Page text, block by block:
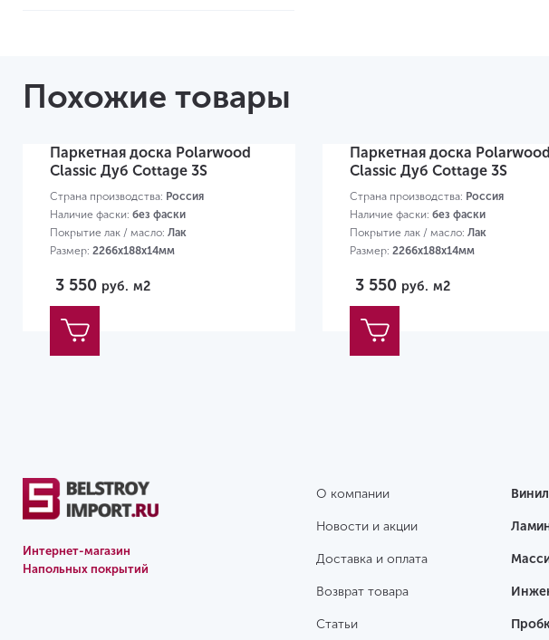
Похожие товары
Паркетная доска Polarwood
Classic Дуб Cottage 3S
Страна производства: Россия
Наличие фаски: без фаски
Покрытие лак / масло: Лак
Размер: 2266х188х14мм
3 550 руб. м2
Паркетная доска Polarwood
Classic Дуб Cottage 3S
Страна производства: Россия
Наличие фаски: без фаски
Покрытие лак / масло: Лак
Размер: 2266х188х14мм
3 550 руб. м2
Интернет-магазин
Напольных покрытий
О компании
Новости и акции
Доставка и оплата
Возврат товара
Статьи